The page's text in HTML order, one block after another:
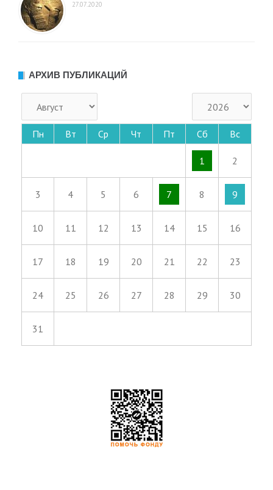
27.07.2020
АРХИВ ПУБЛИКАЦИЙ
Пн Вт Ср Чт Пт Сб Вс
1 2
3 4 5 6 7 8 9
10 11 12 13 14 15 16
17 18 19 20 21 22 23
24 25 26 27 28 29 30
31